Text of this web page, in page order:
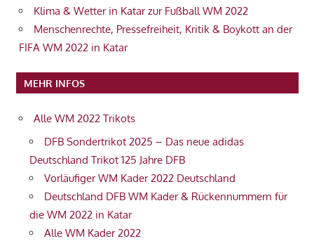
Klima & Wetter in Katar zur Fußball WM 2022
Menschenrechte, Pressefreiheit, Kritik & Boykott an der
FIFA WM 2022 in Katar
MEHR INFOS
Alle WM 2022 Trikots
DFB Sondertrikot 2025 – Das neue adidas
Deutschland Trikot 125 Jahre DFB
Vorläufiger WM Kader 2022 Deutschland
Deutschland DFB WM Kader & Rückennummern für
die WM 2022 in Katar
Alle WM Kader 2022